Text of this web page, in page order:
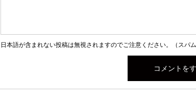
日本語が含まれない投稿は無視されますのでご注意ください。（スパム